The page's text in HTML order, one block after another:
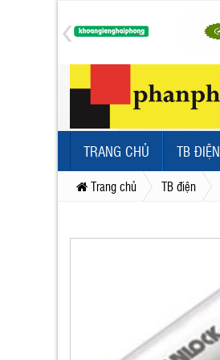
TRANG CHỦ TB ĐIỆN
Trang chủ TB điện